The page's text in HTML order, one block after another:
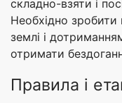
складно-взяти і
Необхідно зробити
землі і
отримати
Правила і